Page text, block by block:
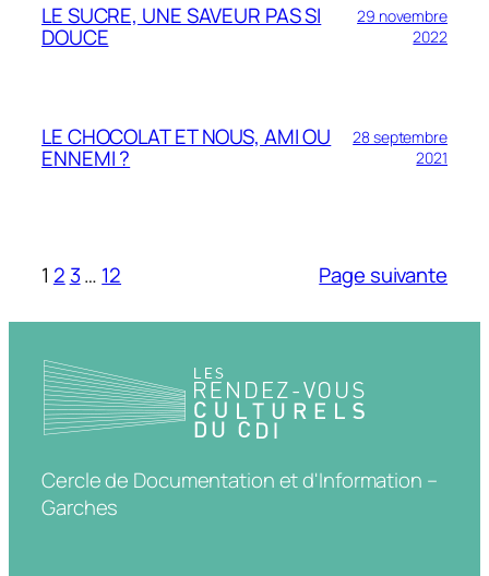
LE SUCRE, UNE SAVEUR PAS SI
DOUCE
29 novembre
2022
LE CHOCOLAT ET NOUS, AMI OU
ENNEMI ?
28 septembre
2021
1 2 3… 12 Page suivante
Cercle de Documentation et d'Information –
Garches